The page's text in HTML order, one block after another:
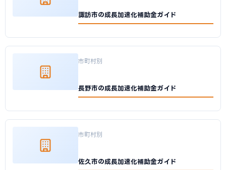
諏訪市の成長加速化補助金ガイド
市町村別
長野市の成長加速化補助金ガイド
市町村別
佐久市の成長加速化補助金ガイド